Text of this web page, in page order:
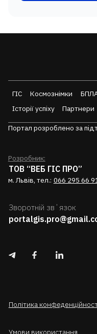
ГІС Космознімки
Історії успіху
Партнери
Портал розроблено за
Розробник:
ТОВ “ВЕБ ГІС ПРО”
м. Львів, тел.: 066 295 66
Зворотній звʼязок
Політика
Умови використання